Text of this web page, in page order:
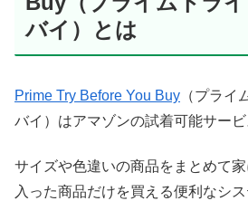
バイ）とは
Prime Try Before You Buy （プライ
バイ）はアマゾンの試着可能サービ
サイズや色違いの商品をまとめて
入った商品だけを買える便利なシス